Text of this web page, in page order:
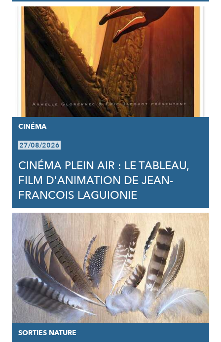
CINÉMA
27/08/2026
CINÉMA PLEIN AIR : LE TABLEAU,
FILM D'ANIMATION DE JEAN-
FRANCOIS LAGUIONIE
SORTIES NATURE